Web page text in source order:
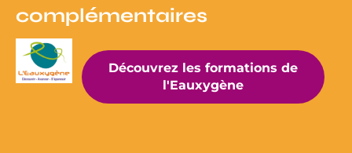
complémentaires
Découvrez les formations de
l'Eauxygène